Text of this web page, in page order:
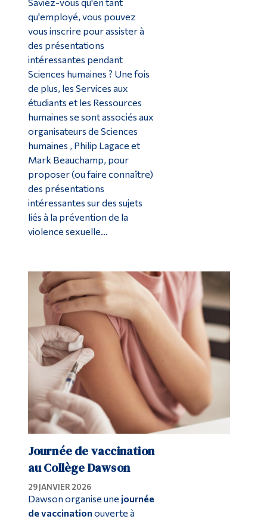
qu'employé, vous pouvez
vous inscrire pour assister à
des présentations
intéressantes pendant
Sciences humaines ? Une fois
de plus, les Services aux
étudiants et les Ressources
humaines se sont associés aux
organisateurs de Sciences
humaines , Philip Lagace et
Mark Beauchamp, pour
proposer (ou faire connaître)
des présentations
intéressantes sur des sujets
liés à la prévention de la
violence sexuelle...
Journée de vaccination
au Collège Dawson
29 JANVIER 2026
Dawson organise une journée
de vaccination ouverte à